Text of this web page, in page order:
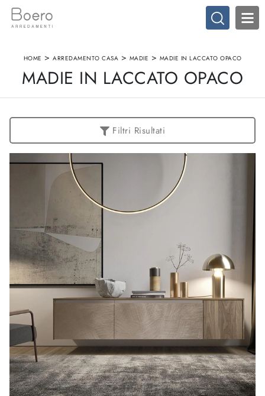
HOME > ARREDAMENTO CASA > MADIE > MADIE IN LACCATO OPACO
MADIE IN LACCATO OPACO
Filtri Risultati